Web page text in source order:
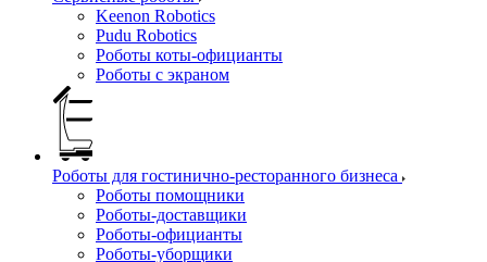
Keenon Robotics
Pudu Robotics
Роботы коты-официанты
Роботы с экраном
Роботы для гостинично-ресторанного бизнеса
Роботы помощники
Роботы-доставщики
Роботы-официанты
Роботы-уборщики